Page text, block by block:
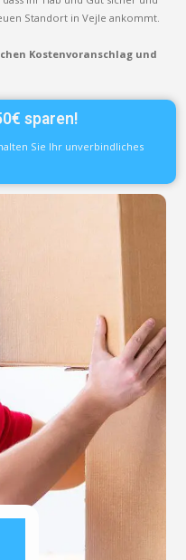
Standort in Vejle ankommt.
Kostenvoranschlag und
sparen!
Sie Ihr unverbindliches